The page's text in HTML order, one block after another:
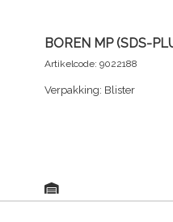
BOREN MP (SDS-
Artikelcode: 9022188
Verpakking: Blister